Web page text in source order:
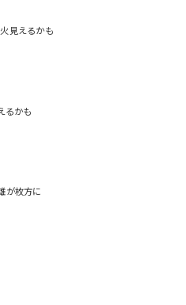
見えるかも
るかも
が枚方に